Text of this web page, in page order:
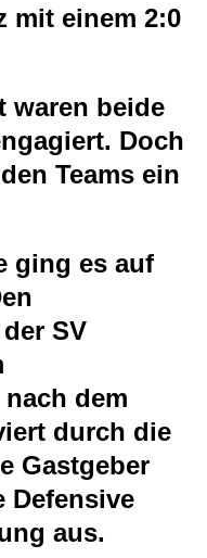
mit einem 2:0
waren beide
Doch
Teams ein
ging es auf
SV
dem
durch die
Gastgeber
Defensive
aus.